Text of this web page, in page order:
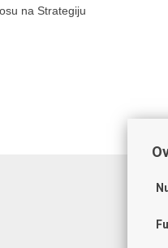
na Strategiju